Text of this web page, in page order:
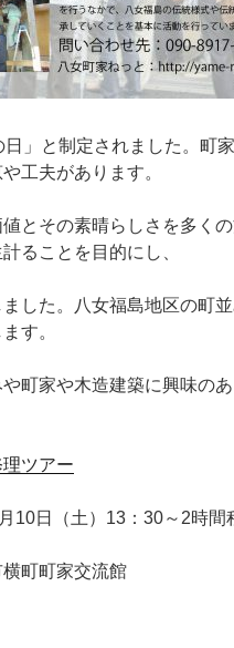
」と制定されました。町
工夫があります。
とその素晴らしさを多く
ることを目的にし、
した。八女福島地区の町
す。
町家や木造建築に興味の
ツアー
10日（土）13：30～2時間
町町家交流館